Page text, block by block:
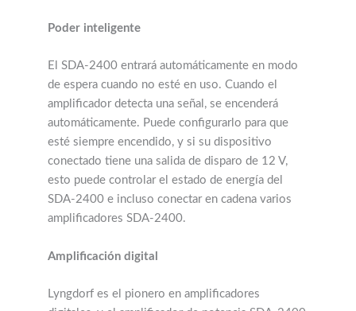
Poder inteligente
El SDA-2400 entrará automáticamente en modo
de espera cuando no esté en uso. Cuando el
amplificador detecta una señal, se encenderá
automáticamente. Puede configurarlo para que
esté siempre encendido, y si su dispositivo
conectado tiene una salida de disparo de 12 V,
esto puede controlar el estado de energía del
SDA-2400 e incluso conectar en cadena varios
amplificadores SDA-2400.
Amplificación digital
Lyngdorf es el pionero en amplificadores